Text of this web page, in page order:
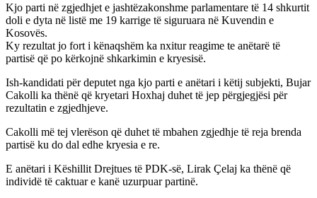
Kjo parti në zgjedhjet e jashtëzakonshme parlamentare të 14 shkurtit
doli e dyta në listë me 19 karrige të siguruara në Kuvendin e
Kosovës.
Ky rezultat jo fort i kënaqshëm ka nxitur reagime te anëtarë të
partisë që po kërkojnë shkarkimin e kryesisë.
Ish-kandidati për deputet nga kjo parti e anëtari i këtij subjekti, Bujar
Cakolli ka thënë që kryetari Hoxhaj duhet të jep përgjegjësi për
rezultatin e zgjedhjeve.
Cakolli më tej vlerëson që duhet të mbahen zgjedhje të reja brenda
partisë ku do dal edhe kryesia e re.
E anëtari i Këshillit Drejtues të PDK-së, Lirak Çelaj ka thënë që
individë të caktuar e kanë uzurpuar partinë.